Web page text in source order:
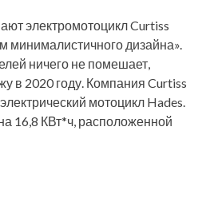
электромотоцикл Curtiss
минималистичного дизайна».
ничего не помешает,
в 2020 году. Компания Curtiss
мотоцикл Hades.
16,8 КВт*ч, расположенной